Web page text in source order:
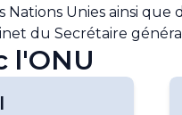
Unies ainsi
du Secrétaire
l'ONU